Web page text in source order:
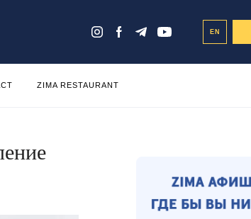
EN
ZIMA RESTAURANT